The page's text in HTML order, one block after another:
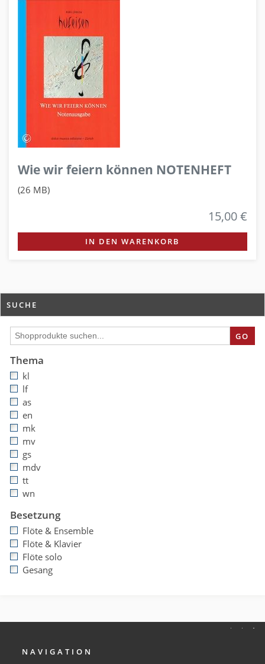
Wie wir feiern können NOTENHEFT
(26 MB)
15,00 €
IN DEN WARENKORB
SUCHE
GO
Thema
kl
lf
as
en
mk
mv
gs
mdv
tt
wn
Besetzung
Flöte & Ensemble
Flöte & Klavier
Flöte solo
Gesang
NAVIGATION